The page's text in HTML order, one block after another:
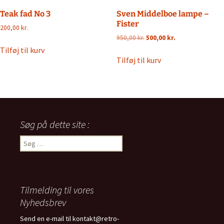
Teak fad No 3
200,00 kr.
Tilføj til kurv
Sven Middelboe lampe –
Fister
950,00kr.Den
pris
500,00 kr.Den
Tilføj til kurv
Søg på dette site :
Søg
efter:
Tilmelding til vores
Nyhedsbrev
Send en e-mail til kontakt@retro-